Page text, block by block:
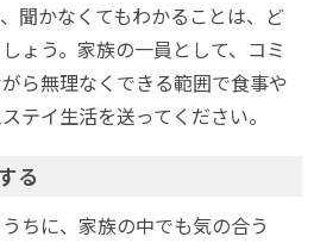
聞かなくてもわかることは、ど
ょう。家族の一員として、コミ
ら無理なくできる範囲で食事や
テイ生活を送ってください。
る
ちに、家族の中でも気の合う